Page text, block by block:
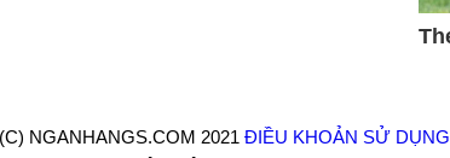
NGANHANGS.COM 2021 ĐIỀU KHOẢN SỬ DỤNG